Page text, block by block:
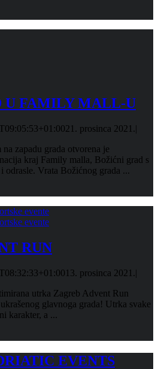
U FAMILY MALL-U
21. prosinca 2021.|
zapadu grada otvorena je
kraj Family malla, Božićni grad s
odrasle. Vrata Božićnog grada ...
RUN
13. prosinca 2021.|
utrka Zagreb Advent Run
glavnoga grada! Utrka svake
karakter, a ...
EVENTS